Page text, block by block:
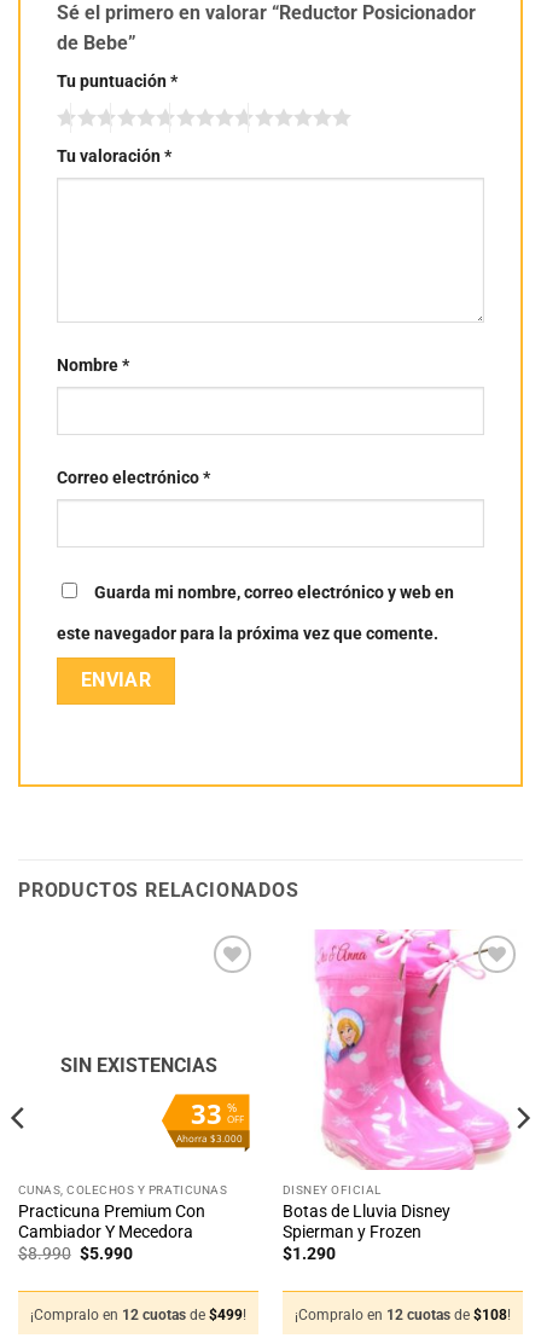
Sé el primero en valorar “Reductor Posicionador
de Bebe”
Tu puntuación*
Tu valoración*
Nombre*
Correo electrónico*
Guarda mi nombre, correo electrónico y web en
este navegador para la próxima vez que comente.
PRODUCTOS RELACIONADOS
%
OFF
33
Ahorra $3.000
deseos
SIN EXISTENCIAS
CUNAS, COLECHOS Y PRATICUNAS
Practicuna Premium Con
Cambiador Y Mecedora
$8.990 El
$8.990.
$5.990El
$5.990.
¡Compralo en 12 cuotas de $499!
DISNEY OFICIAL
Botas de Lluvia Disney
Spierman y Frozen
$1.290
¡Compralo en 12 cuotas de $108!